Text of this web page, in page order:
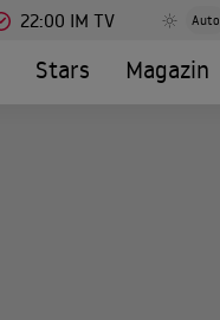
22:00 IM TV Auto
Stars Magazin